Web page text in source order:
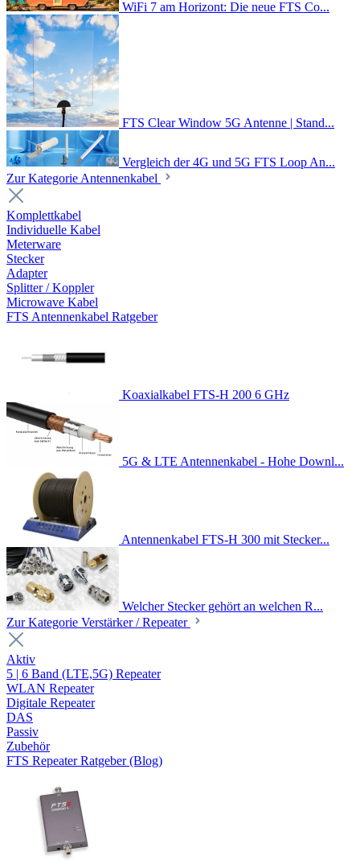
WiFi 7 am Horizont: Die neue FTS Co...
FTS Clear Window 5G Antenne | Stand...
Vergleich der 4G und 5G FTS Loop An...
Zur Kategorie Antennenkabel
Komplettkabel
Individuelle Kabel
Meterware
Stecker
Adapter
Splitter / Koppler
Microwave Kabel
FTS Antennenkabel Ratgeber
Koaxialkabel FTS-H 200 6 GHz
5G & LTE Antennenkabel - Hohe Downl...
Antennenkabel FTS-H 300 mit Stecker...
Welcher Stecker gehört an welchen R...
Zur Kategorie Verstärker / Repeater
Aktiv
5 | 6 Band (LTE,5G) Repeater
WLAN Repeater
Digitale Repeater
DAS
Passiv
Zubehör
FTS Repeater Ratgeber (Blog)